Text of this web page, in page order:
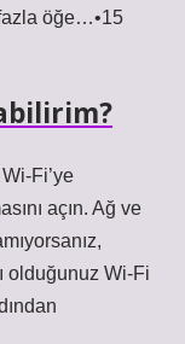
öğe…•15
Fi’ye
açın. Ağ ve
olduğunuz Wi-Fi